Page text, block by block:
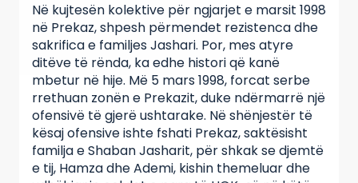
Në kujtesën kolektive për ngjarjet e marsit 1998
në Prekaz, shpesh përmendet rezistenca dhe
sakrifica e familjes Jashari. Por, mes atyre
ditëve të rënda, ka edhe histori që kanë
mbetur në hije. Më 5 mars 1998, forcat serbe
rrethuan zonën e Prekazit, duke ndërmarrë një
ofensivë të gjerë ushtarake. Në shënjestër të
kësaj ofensive ishte fshati Prekaz, saktësisht
familja e Shaban Jasharit, për shkak se djemtë
e tij, Hamza dhe Ademi, kishin themeluar dhe